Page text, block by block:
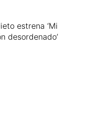
estrena ‘Mi
desordenado’